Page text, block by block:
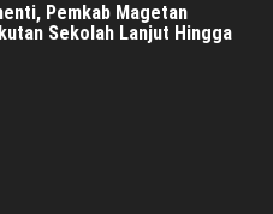
Pemkab Magetan
Sekolah Lanjut Hingga